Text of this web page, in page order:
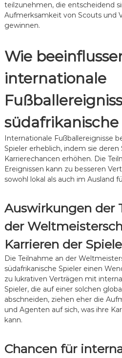
teilzunehmen, die entscheidend
Aufmerksamkeit von Scouts und
gewinnen.
Wie
internationale
südafrikanische
Internationale Fußballereignisse
Spieler erheblich, indem sie
Karrierechancen erhöhen. Die
Ereignissen kann zu besseren
sowohl lokal als auch im Ausland
Auswirkungen der
der
Karrieren der
Die Teilnahme an der
südafrikanische Spieler einen
zu lukrativen Verträgen mit
Spieler, die auf einer solchen
abschneiden, ziehen eher die
und Agenten auf sich, was ihre
kann.
Chancen für